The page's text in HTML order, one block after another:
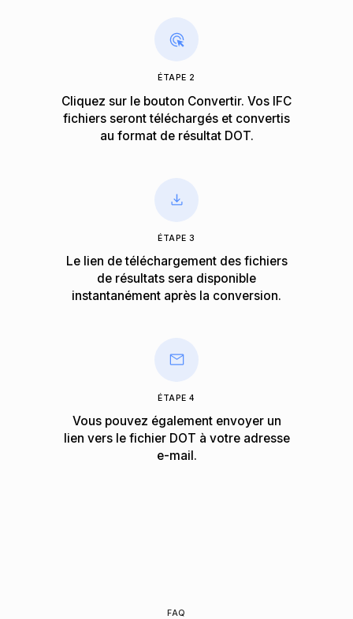
ÉTAPE 2
Cliquez sur le bouton Convertir. Vos IFC
fichiers seront téléchargés et convertis
au format de résultat DOT.
ÉTAPE 3
Le lien de téléchargement des fichiers
de résultats sera disponible
instantanément après la conversion.
ÉTAPE 4
Vous pouvez également envoyer un
lien vers le fichier DOT à votre adresse
e-mail.
FAQ